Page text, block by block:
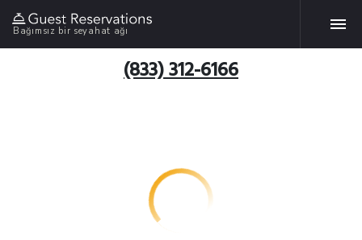
Bağımsız bir seyahat ağı
(833) 312-6166